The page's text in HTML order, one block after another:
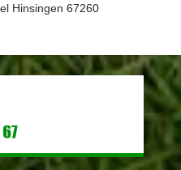
Hinsingen 67260